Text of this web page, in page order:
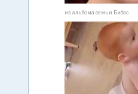
из альбома семьи Бибас